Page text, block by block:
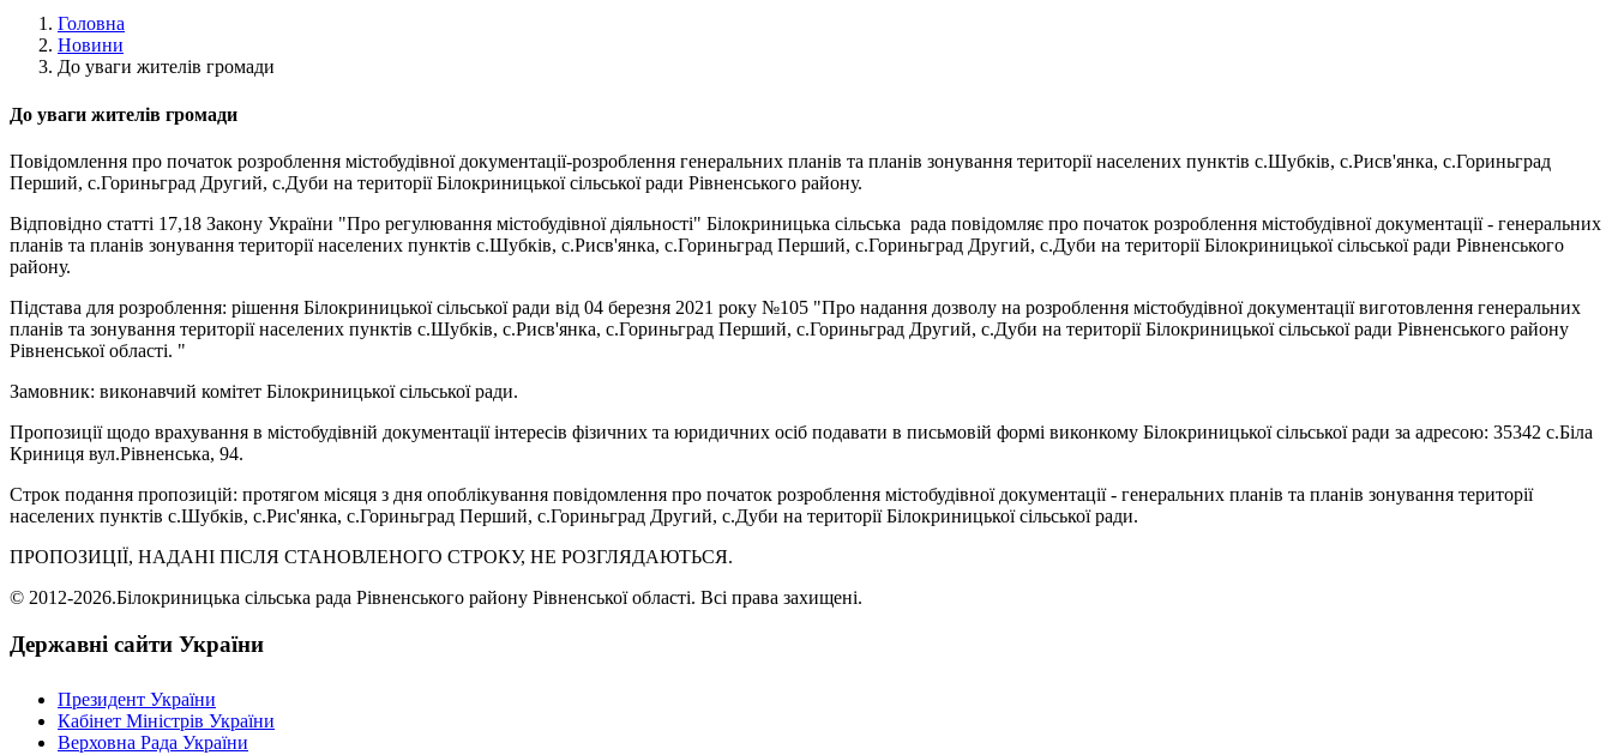
Головна
Новини
До уваги жителів громади
До уваги жителів громади
Повідомлення про початок розроблення містобудівної документації-розроблення генеральних планів та планів зонування території населених пунктів с.Шубків, с.Рисв'янка, с.Гориньград
Перший, с.Гориньград Другий, с.Дуби на території Білокриницької сільської ради Рівненського району.
Відповідно статті 17,18 Закону України "Про регулювання містобудівної діяльності" Білокриницька сільська рада повідомляє про початок розроблення містобудівної документації - генеральних
планів та планів зонування території населених пунктів с.Шубків, с.Рисв'янка, с.Гориньград Перший, с.Гориньград Другий, с.Дуби на території Білокриницької сільської ради Рівненського
району.
Підстава для розроблення: рішення Білокриницької сільської ради від 04 березня 2021 року №105 "Про надання дозволу на розроблення містобудівної документації виготовлення генеральних
планів та зонування території населених пунктів с.Шубків, с.Рисв'янка, с.Гориньград Перший, с.Гориньград Другий, с.Дуби на території Білокриницької сільської ради Рівненського району
Рівненської області. "
Замовник: виконавчий комітет Білокриницької сільської ради.
Пропозиції щодо врахування в містобудівній документації інтересів фізичних та юридичних осіб подавати в письмовій формі виконкому Білокриницької сільської ради за адресою: 35342 с.Біла
Криниця вул.Рівненська, 94.
Строк подання пропозицій: протягом місяця з дня опоблікування повідомлення про початок розроблення містобудівної документації - генеральних планів та планів зонування території
населених пунктів с.Шубків, с.Рис'янка, с.Гориньград Перший, с.Гориньград Другий, с.Дуби на території Білокриницької сільської ради.
ПРОПОЗИЦІЇ, НАДАНІ ПІСЛЯ СТАНОВЛЕНОГО СТРОКУ, НЕ РОЗГЛЯДАЮТЬСЯ.
© 2012-2026.Білокриницька сільська рада Рівненського району Рівненської області. Всі права захищені.
Державні сайти України
Президент України
Кабінет Міністрів України
Верховна Рада України